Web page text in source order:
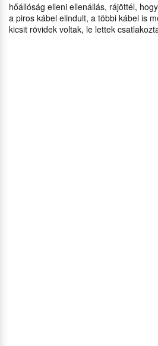
hőállóság elleni ellenállás, rájöttél,
a piros kábel elindult, a többi kábel is
kicsit rövidek voltak, le lettek